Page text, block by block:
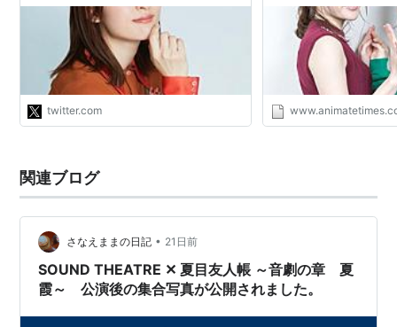
ガンダムビルドファイターズ（イオリ・セイ）
宇宙戦艦ヤマト2199（徳川アイ子、島次郎）
凪のあすから（潮留美海）
プリティーリズム・レインボーライブ（涼野いと）
やはり俺の青春ラブコメはまちがっている。/やはり
アオハライド（村尾修子）
アルドノア・ゼロ（網文韻子）
オオカミ少女と黒王子（手塚愛姫）
モモキュンソード（かぐや）
天体のメソッド（戸川汐音）
ポケットモンスター XY特別編 最強メガシンカ（マノ
作用があるのか…"
twitter.com
トタイムズ
関連ブログ
さなえままの日記 • 21日前
SOUND THEATRE ✕ 夏目友人帳 ～音劇の章 夏
霞～ 公演後の集合写真が公開されました。